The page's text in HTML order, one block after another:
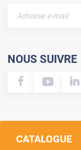
NOUS SUIVRE
CATALOGUE